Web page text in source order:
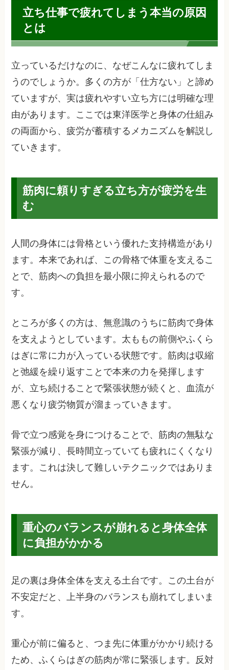
立ち仕事で疲れてしまう本当の原因
とは
立っているだけなのに、なぜこんなに疲れてしま
うのでしょうか。多くの方が「仕方ない」と諦め
ていますが、実は疲れやすい立ち方には明確な理
由があります。ここでは東洋医学と身体の仕組み
の両面から、疲労が蓄積するメカニズムを解説し
ていきます。
筋肉に頼りすぎる立ち方が疲労を生
む
人間の身体には骨格という優れた支持構造があり
ます。本来であれば、この骨格で体重を支えるこ
とで、筋肉への負担を最小限に抑えられるので
す。
ところが多くの方は、無意識のうちに筋肉で身体
を支えようとしています。太ももの前側やふくら
はぎに常に力が入っている状態です。筋肉は収縮
と弛緩を繰り返すことで本来の力を発揮します
が、立ち続けることで緊張状態が続くと、血流が
悪くなり疲労物質が溜まっていきます。
骨で立つ感覚を身につけることで、筋肉の無駄な
緊張が減り、長時間立っていても疲れにくくなり
ます。これは決して難しいテクニックではありま
せん。
重心のバランスが崩れると身体全体
に負担がかかる
足の裏は身体全体を支える土台です。この土台が
不安定だと、上半身のバランスも崩れてしまいま
す。
重心が前に偏ると、つま先に体重がかかり続ける
ため、ふくらはぎの筋肉が常に緊張します。反対